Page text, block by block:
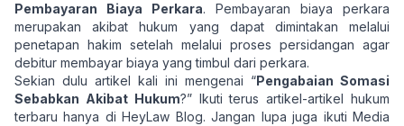
Pembayaran Biaya Perkara. Pembayaran biaya perkara
merupakan akibat hukum yang dapat dimintakan melalui
penetapan hakim setelah melalui proses persidangan agar
debitur membayar biaya yang timbul dari perkara.
Sekian dulu artikel kali ini mengenai “Pengabaian Somasi
Sebabkan Akibat Hukum?” Ikuti terus artikel-artikel hukum
terbaru hanya diHeyLaw Blog. Jangan lupa juga ikuti Media